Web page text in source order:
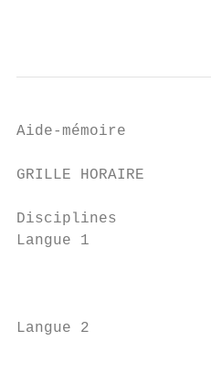
Aide-mémoire
GRILLE HORAIRE
Disciplines
Langue 1
Langue 2